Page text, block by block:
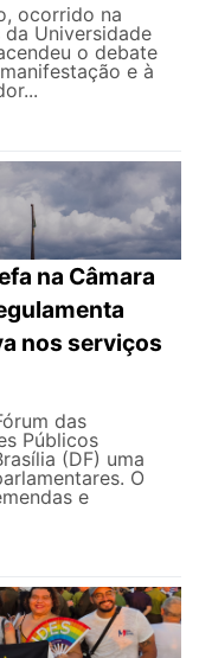
ocorrido na
Universidade
o debate
e à
na Câmara
nos serviços
das
Públicos
(DF) uma
O
e